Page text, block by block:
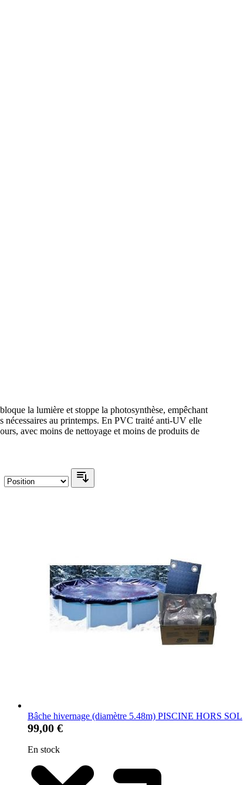
la lumière et stoppe la photosynthèse, empêchant
nécessaires au printemps. En PVC traité anti-UV elle
avec moins de nettoyage et moins de produits de
Bâche hivernage (diamètre 5.48m) PISCINE HORS SOL
99,00 €
En stock